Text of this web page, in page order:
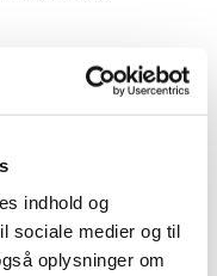
indhold og
sociale medier og til
oplysninger om
og en snak.
Margrethes
kl.10.00 på